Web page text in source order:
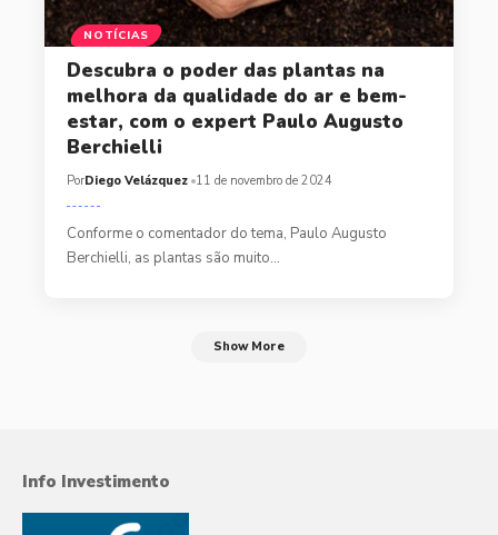
NOTÍCIAS
Descubra o poder das plantas na
melhora da qualidade do ar e bem-
estar, com o expert Paulo Augusto
Berchielli
PorDiego Velázquez 11 de novembro de 2024
Conforme o comentador do tema, Paulo Augusto
Berchielli, as plantas são muito…
Show More
Info Investimento